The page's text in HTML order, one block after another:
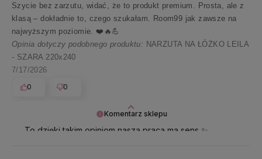
Komentarz sklepu
To dzięki takim opiniom nasza praca ma sens ✨
Szycie bez zarzutu, widać, że to produkt premium. Prosta, ale z
klasą – dokładnie to, czego szukałam. Room99 jak zawsze na
najwyższym poziomie. ❤️🔥💪
Opinia dotyczy podobnego produktu: NARZUTA NA ŁÓŻKO LEILA
- SZARA 220x240
7/17/2026
0
0